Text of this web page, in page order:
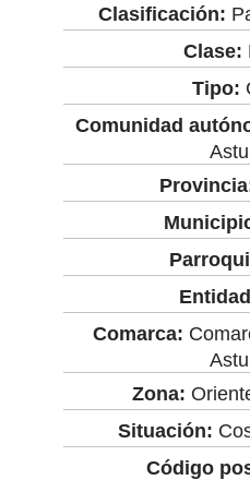
Clasificación:
Clase:
Tipo:
Comunidad
Comarca:
Zona:
Situación:
Código